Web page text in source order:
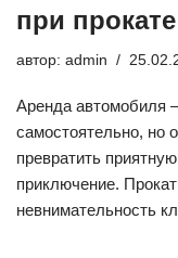
при
автор: admin
Аренда автомобиля
самостоятельно, но
превратить
приключение.
невнимательность